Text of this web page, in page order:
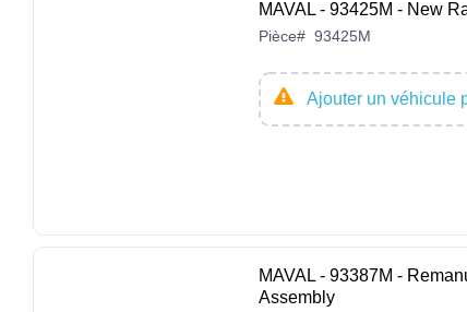
MAVAL - 93425M - New
Pièce# 93425M
Ajouter un véhicule
MAVAL - 93387M -
Assembly